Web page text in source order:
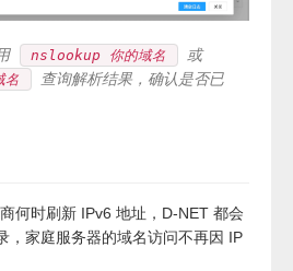
nslookup 你的域名 或
名
查询解析结果，确认是否已
何时刷新 IPv6 地址，D-NET 都会
，家庭服务器的域名访问不再因 IP